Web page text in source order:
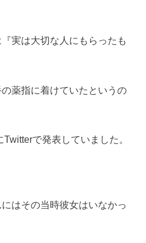
実は大切な人にもらったも
薬指に着けていたというの
で発表していました。
はその当時彼女はいなかっ